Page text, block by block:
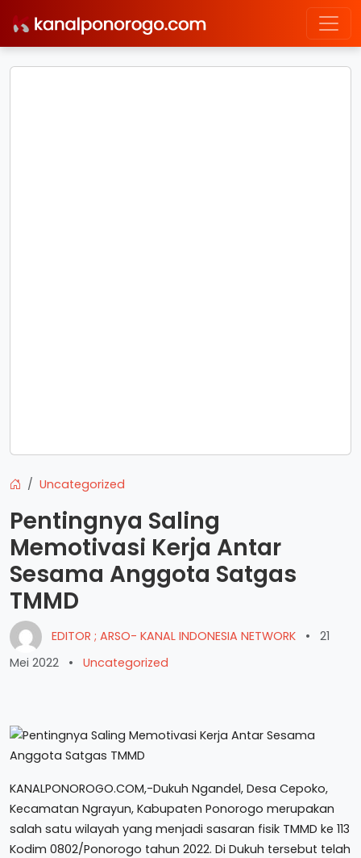
Uncategorized
Pentingnya Saling
Memotivasi Kerja Antar
Sesama Anggota Satgas
TMMD
EDITOR ; ARSO- KANAL INDONESIA NETWORK •
21
Mei 2022
• Uncategorized
KANALPONOROGO.COM,-Dukuh Ngandel, Desa Cepoko,
Kecamatan Ngrayun, Kabupaten Ponorogo merupakan
salah satu wilayah yang menjadi sasaran fisik TMMD ke 113
Kodim 0802/Ponorogo tahun 2022. Di Dukuh tersebut telah